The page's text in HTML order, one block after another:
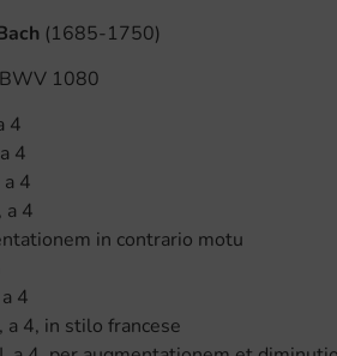
(1685-1750)
1080
4
4
4
a 4
in contrario motu
4
a 4, in stilo francese